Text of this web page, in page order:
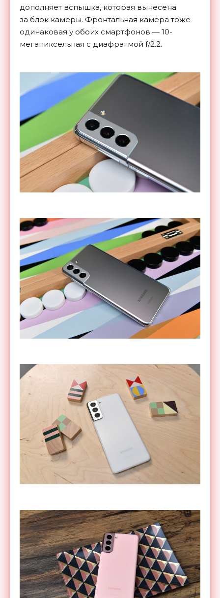
дополняет вспышка, которая вынесена
за блок камеры. Фронтальная камера тоже
одинаковая у обоих смартфонов — 10-
мегапиксельная с диафрагмой f/2.2.